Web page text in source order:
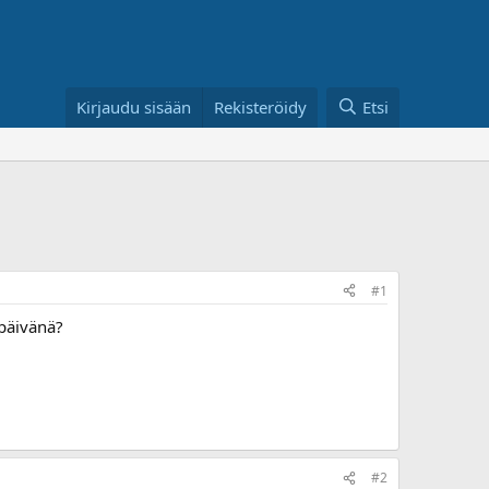
Kirjaudu sisään Rekisteröidy Etsi
#1
#2